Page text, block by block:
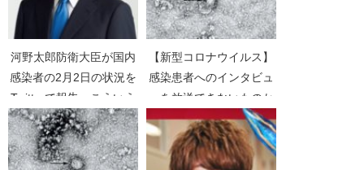
河野太郎防衛大臣が国内
感染者の2月2日の状況を
Twitterで報告。こういう
情報が欲しかった！【新
型コロナウイルス】【新
型肺炎】
【新型コロナウイルス】
感染患者へのインタビュ
ーを放送できないものか
【COVID-19】【クルー
ズ船客2名死亡】